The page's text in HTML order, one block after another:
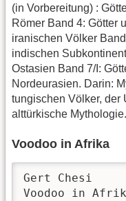
(in Vorbereitung) :
Römer Band 4: Götter
iranischen Völker
indischen
Ostasien Band 7/I:
Nordeurasien. Darin:
tungischen Völker, der
alttürkische
Voodoo in Afrika
Gert Chesi
Voodoo in